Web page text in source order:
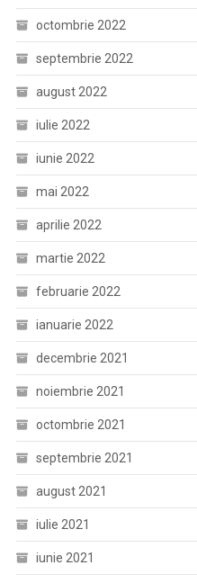
octombrie 2022
septembrie 2022
august 2022
iulie 2022
iunie 2022
mai 2022
aprilie 2022
martie 2022
februarie 2022
ianuarie 2022
decembrie 2021
noiembrie 2021
octombrie 2021
septembrie 2021
august 2021
iulie 2021
iunie 2021